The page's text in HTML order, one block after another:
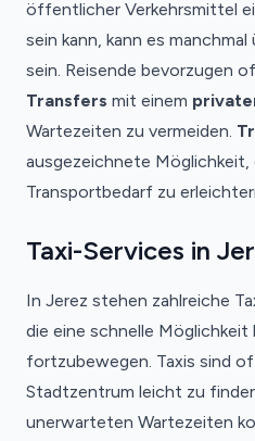
öffentlicher Verkehrsmittel
sein kann, kann es
sein. Reisende bevorzugen
Transfers mit einem
Wartezeiten zu vermeiden.
ausgezeichnete Möglichkeit,
Transportbedarf zu
Taxi-Services in
In Jerez stehen zahlreiche
die eine schnelle Möglichkeit
fortzubewegen. Taxis sind
Stadtzentrum leicht zu
unerwarteten Wartezeiten